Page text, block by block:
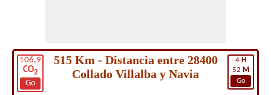
106,9
CO2
Go
4 H
52 M
Go
515 Km - Distancia entre 28400
Collado Villalba y Navia